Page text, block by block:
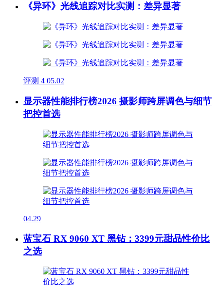
《异环》光线追踪对比实测：差异显著
评测 4 05.02
显示器性能排行榜2026 摄影师跨屏调色与细节
把控首选
04.29
蓝宝石 RX 9060 XT 黑钻：3399元甜品性价比
之选